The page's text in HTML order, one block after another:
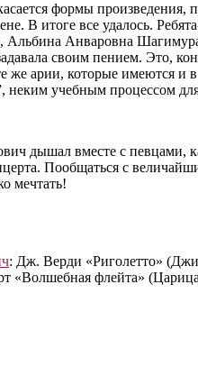
формы произведения,
В итоге все удалось.
Анваровна
своим пением. Это,
арии, которые имеются и
неким учебным процессом
дышал вместе с певцами,
Пообщаться с
мечтать!
: Дж. Верди «Риголетто»
флейта»